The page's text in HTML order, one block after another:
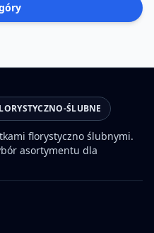
ŚLUBNE
florystyczno ślubnymi.
asortymentu dla